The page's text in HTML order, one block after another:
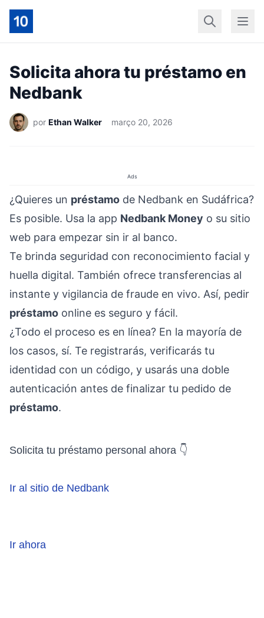
InícioGeral
Solicita ahora tu préstamo en
Nedbank
por Ethan Walker março 20, 2026
Ads
¿Quieres un préstamo de Nedbank en Sudáfrica?
Es posible. Usa la app Nedbank Money o su sitio
web para empezar sin ir al banco.
Te brinda seguridad con reconocimiento facial y
huella digital. También ofrece transferencias al
instante y vigilancia de fraude en vivo. Así, pedir
préstamo online es seguro y fácil.
¿Todo el proceso es en línea? En la mayoría de
los casos, sí. Te registrarás, verificarás tu
identidad con un código, y usarás una doble
autenticación antes de finalizar tu pedido de
préstamo.
Solicita tu préstamo personal ahora 👇
Ir al sitio de Nedbank
Ir ahora